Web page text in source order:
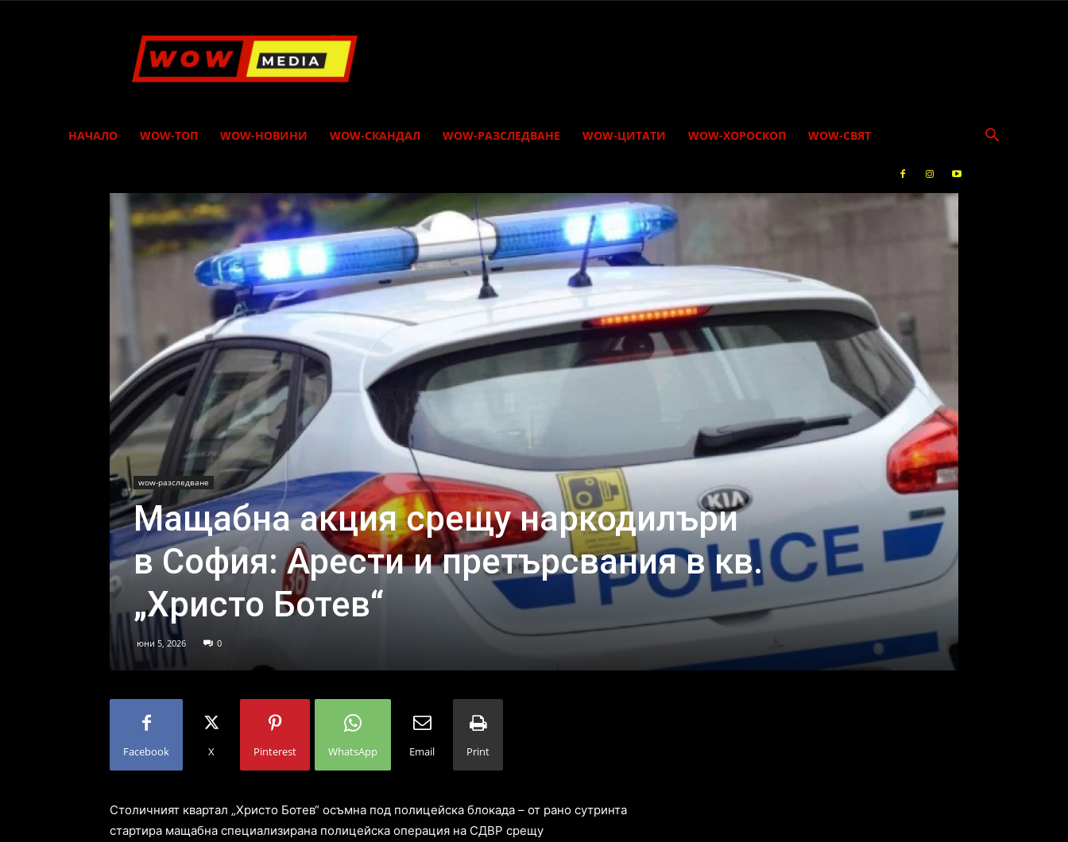
Media
НАЧАЛО WOW-ТОП WOW-НОВИНИ WOW-СКАНДАЛ WOW-РАЗСЛЕДВАНЕ WOW-ЦИТАТИ WOW-ХОРОСКОП WOW-СВЯТ
wow-разследване
Мащабна акция срещу наркодилъри
в София: Арести и претърсвания в кв.
„Христо Ботев“
юни 5, 2026 0
Facebook X Pinterest WhatsApp Email Print
Столичният квартал „Христо Ботев“ осъмна под полицейска блокада – от рано сутринта
стартира мащабна специализирана полицейска операция на СДВР срещу